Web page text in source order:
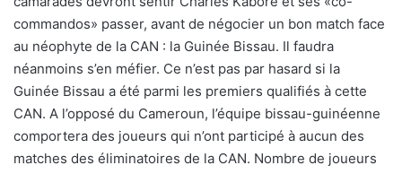
commandos» passer, avant de négocier un bon match face
au néophyte de la CAN : la Guinée Bissau. Il faudra
néanmoins s’en méfier. Ce n’est pas par hasard si la
Guinée Bissau a été parmi les premiers qualifiés à cette
CAN. A l’opposé du Cameroun, l’équipe bissau-guinéenne
comportera des joueurs qui n’ont participé à aucun des
matches des éliminatoires de la CAN. Nombre de joueurs